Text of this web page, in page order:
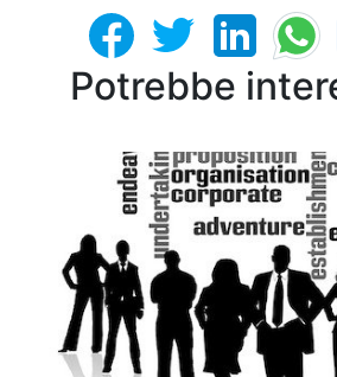
Potrebbe